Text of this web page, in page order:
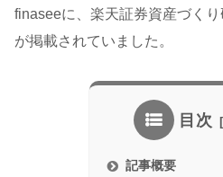
finaseeに、楽天証券資産づく
が掲載されていました。
目次
記事概要